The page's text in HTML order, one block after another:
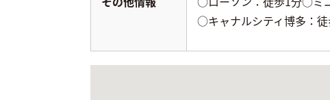
○キャナルシティ博多：